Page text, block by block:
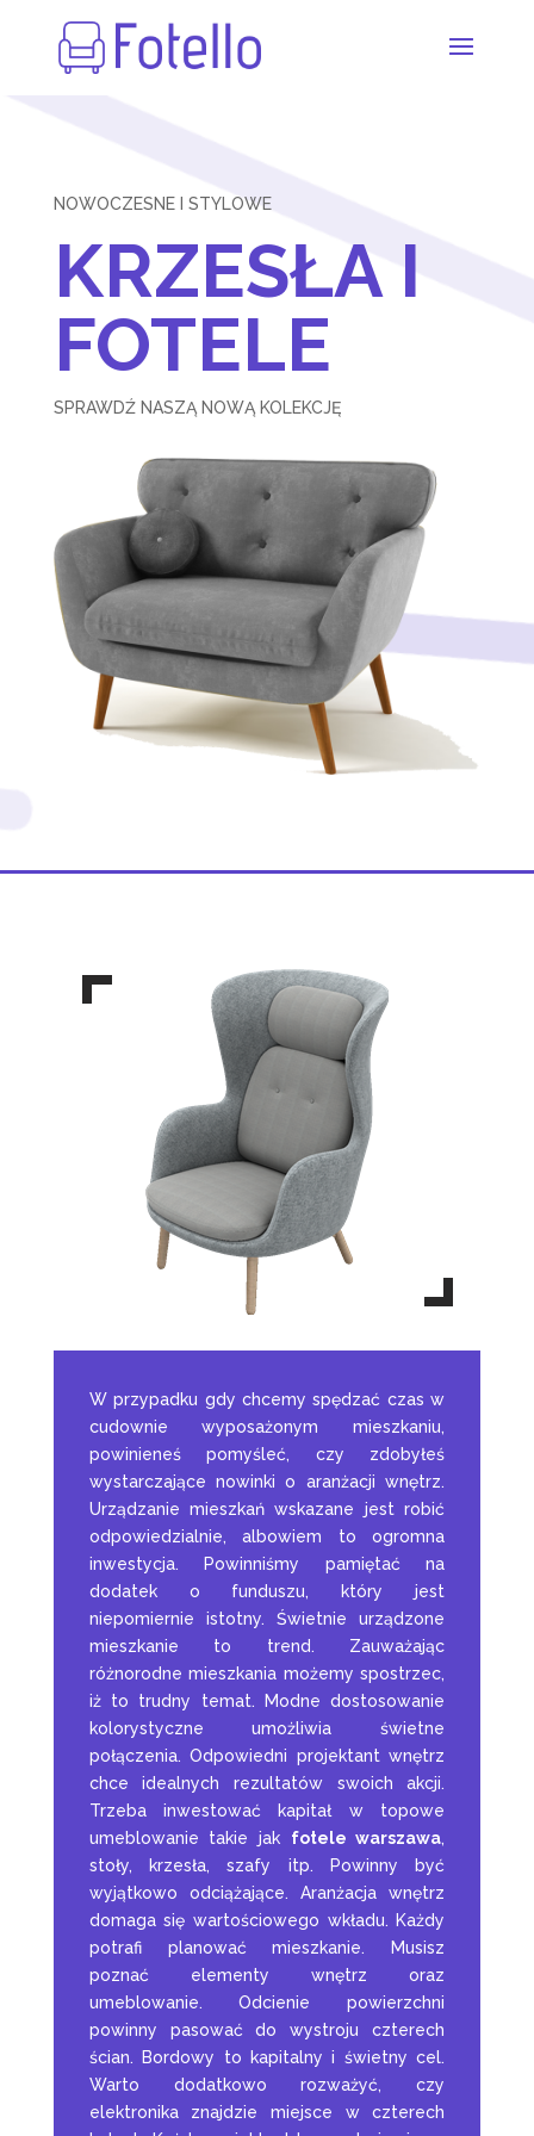
NOWOCZESNE I STYLOWE
KRZESŁA I
FOTELE
SPRAWDŹ NASZĄ NOWĄ KOLEKCJĘ
W przypadku gdy chcemy spędzać czas w
cudownie wyposażonym mieszkaniu,
powinieneś pomyśleć, czy zdobyłeś
wystarczające nowinki o aranżacji wnętrz.
Urządzanie mieszkań wskazane jest robić
odpowiedzialnie, albowiem to ogromna
inwestycja. Powinniśmy pamiętać na
dodatek o funduszu, który jest
niepomiernie istotny. Świetnie urządzone
mieszkanie to trend. Zauważając
różnorodne mieszkania możemy spostrzec,
iż to trudny temat. Modne dostosowanie
kolorystyczne umożliwia świetne
połączenia. Odpowiedni projektant wnętrz
chce idealnych rezultatów swoich akcji.
Trzeba inwestować kapitał w topowe
umeblowanie takie jak fotele warszawa,
stoły, krzesła, szafy itp. Powinny być
wyjątkowo odciążające. Aranżacja wnętrz
domaga się wartościowego wkładu. Każdy
potrafi planować mieszkanie. Musisz
poznać elementy wnętrz oraz
umeblowanie. Odcienie powierzchni
powinny pasować do wystroju czterech
ścian. Bordowy to kapitalny i świetny cel.
Warto dodatkowo rozważyć, czy
elektronika znajdzie miejsce w czterech